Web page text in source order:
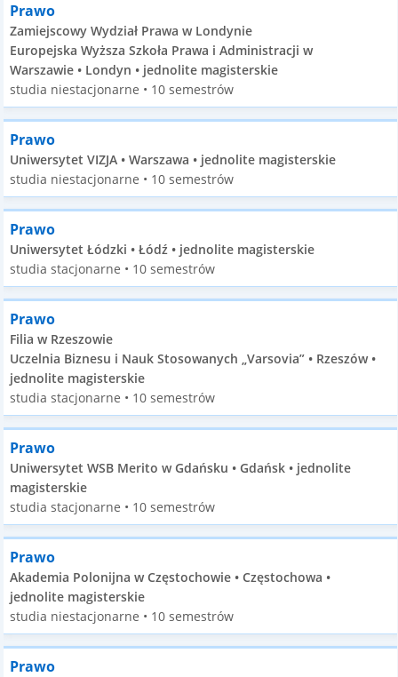
Prawo
Zamiejscowy Wydział Prawa w Londynie
Europejska Wyższa Szkoła Prawa i Administracji w
Warszawie • Londyn • jednolite magisterskie
studia niestacjonarne • 10 semestrów
Prawo
Uniwersytet VIZJA • Warszawa • jednolite magisterskie
studia niestacjonarne • 10 semestrów
Prawo
Uniwersytet Łódzki • Łódź • jednolite magisterskie
studia stacjonarne • 10 semestrów
Prawo
Filia w Rzeszowie
Uczelnia Biznesu i Nauk Stosowanych „Varsovia” • Rzeszów •
jednolite magisterskie
studia stacjonarne • 10 semestrów
Prawo
Uniwersytet WSB Merito w Gdańsku • Gdańsk • jednolite
magisterskie
studia stacjonarne • 10 semestrów
Prawo
Akademia Polonijna w Częstochowie • Częstochowa •
jednolite magisterskie
studia niestacjonarne • 10 semestrów
Prawo